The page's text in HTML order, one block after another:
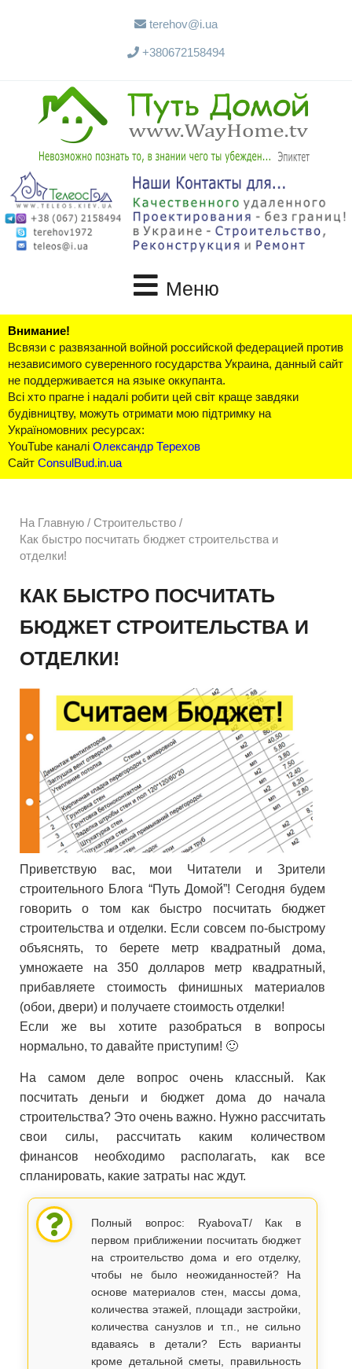
terehov@i.ua
+380672158494
Меню
Внимание!
Всвязи с развязанной войной российской федерацией против
независимого суверенного государства Украина, данный сайт
не поддерживается на языке оккупанта.
Всі хто прагне і надалі робити цей світ краще завдяки
будівництву, можуть отримати мою підтримку на
Україномовних ресурсах:
YouTube каналі Олександр Терехов
Сайт ConsulBud.in.ua
На Главную / Строительство /
Как быстро посчитать бюджет строительства и
отделки!
КАК БЫСТРО ПОСЧИТАТЬ
БЮДЖЕТ СТРОИТЕЛЬСТВА И
ОТДЕЛКИ!
Приветствую вас, мои Читатели и Зрители
строительного Блога “Путь Домой”! Сегодня будем
говорить о том как быстро посчитать бюджет
строительства и отделки. Если совсем по-быстрому
объяснять, то берете метр квадратный дома,
умножаете на 350 долларов метр квадратный,
прибавляете стоимость финишных материалов
(обои, двери) и получаете стоимость отделки!
Если же вы хотите разобраться в вопросы
нормально, то давайте приступим! 🙂
На самом деле вопрос очень классный. Как
посчитать деньги и бюджет дома до начала
строительства? Это очень важно. Нужно рассчитать
свои силы, рассчитать каким количеством
финансов необходимо располагать, как все
спланировать, какие затраты нас ждут.
Полный вопрос: RyabovaT/ Как в
первом приближении посчитать бюджет
на строительство дома и его отделку,
чтобы не было неожиданностей? На
основе материалов стен, массы дома,
количества этажей, площади застройки,
количества санузлов и т.п., не сильно
вдаваясь в детали? Есть варианты
кроме детальной сметы, правильность